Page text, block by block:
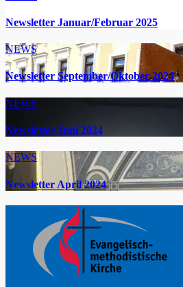
Newsletter Januar/Februar 2025
NEWS
Newsletter September/Oktober 2024
NEWS
Newsletter Juni 2024
NEWS
Newsletter April 2024